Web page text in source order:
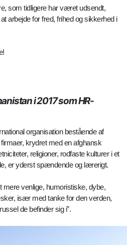
som tidligere har været udsendt,
arbejde for fred, frihed og sikkerhed i
i 2017 som HR-
organisation bestående af
krydret med en afghansk
religioner, rodfaste kulturer i et
er yderst spændende og lærerigt.
venlige, humoristiske, dybe,
især med tanke for den verden,
de befinder sig i”.